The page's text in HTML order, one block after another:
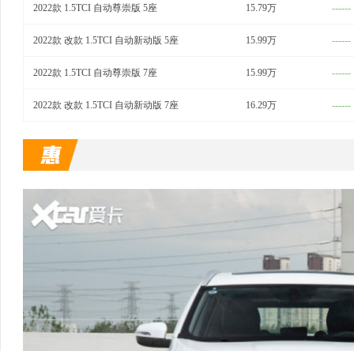
2022款 1.5TCI 自动尊崇版 5座 15.79万 ------
2022款 改款 1.5TCI 自动新动版 5座 15.99万 ------
2022款 1.5TCI 自动尊崇版 7座 15.99万 ------
2022款 改款 1.5TCI 自动新动版 7座 16.29万 ------